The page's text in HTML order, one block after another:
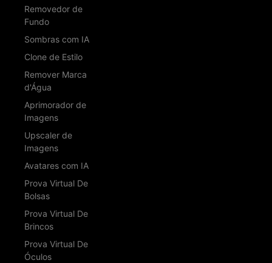
Removedor de
Fundo
Sombras com IA
Clone de Estilo
Remover Marca
d'Água
Aprimorador de
Imagens
Upscaler de
Imagens
Avatares com IA
Prova Virtual De
Bolsas
Prova Virtual De
Brincos
Prova Virtual De
Óculos